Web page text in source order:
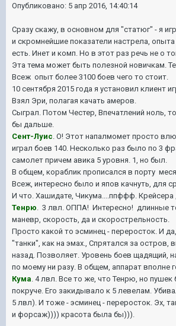
Опубликовано: 5 апр 2016, 14:40:14
Сразу скажу, в основном для "статюг" - я
и скромнейшие показатели настрела,
есть. Инет и комп. Но в этот раз речь не о
Эта тема может быть полезной новичкам.
Всеж опыт более 3100 боев чего то стоит.
10 сентября 2015 года я установил клиент
Взял Эри, полагая качать амеров.
Сыграл. Потом Честер, Впечатлений ноль,
бы дальше.
Сент-Луис . О! Этот напалмомет просто
играл боев 140. Несколько раз было по 3
самолет причем авика 5 уровня. 1, но был.
В общем, кораблик прописался в порту
Всеж, интересно было и япов качнуть, для
И что. Хашидате, Чикума....ппффф. Крейсера
Тенрю . 3 лвл. ОППА! Интересно! длинные
маневр, скорость, да и скорострельность.
Просто какой то эсминец - переросток. И
"танки", как на эмах., Спрятался за остров,
назад. Позволяет. Уровень боев щадящий,
по моему ни разу. В общем, аппарат вполне
Кума . 4 лвл. Все то же, что Тенрю, но
покруче. Его закидывало к 5 левелам.
5 лвл). И тоже - эсминец - переросток. Эх,
и форсаж)))) красота была бы))).